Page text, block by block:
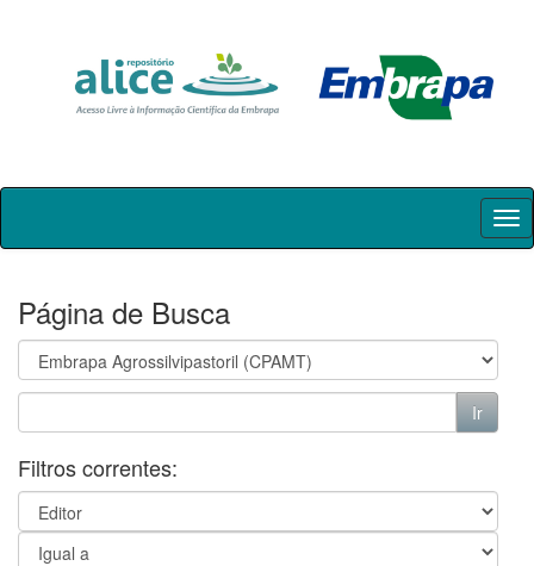
Skip
Página de Busca
Filtros correntes: